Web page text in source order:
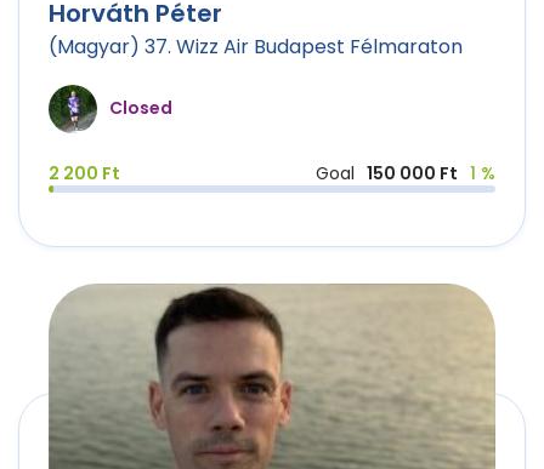
Horváth Péter
(Magyar) 37. Wizz Air Budapest Félmaraton
Closed
2 200 Ft Goal 150 000 Ft 1 %